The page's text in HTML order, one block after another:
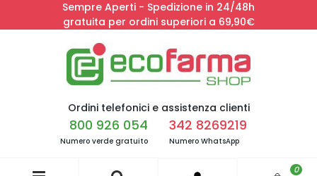
Sempre Aperti - Spedizione in 24/48h
gratuita per ordini superiori a 69,90€
Ordini telefonici e assistenza clienti
800 926 054
Numero verde gratuito
342 8269219
Numero WhatsApp
0